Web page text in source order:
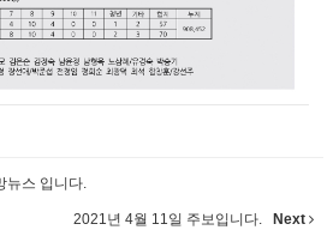
뉴스 입니다.
2021년 4월 11일 주보입니다. Next